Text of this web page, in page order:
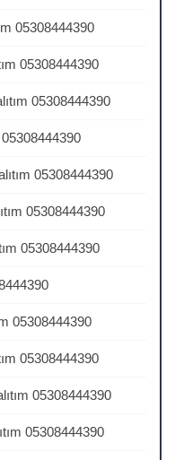
05308444390
05308444390
05308444390
05308444390
05308444390
05308444390
05308444390
05308444390
05308444390
05308444390